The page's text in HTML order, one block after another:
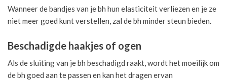
Wanneer de bandjes van je bh hun elasticiteit verliezen en je ze
niet meer goed kunt verstellen, zal de bh minder steun bieden.
Beschadigde haakjes of ogen
Als de sluiting van je bh beschadigd raakt, wordt het moeilijk om
de bh goed aan te passen en kan het dragen ervan